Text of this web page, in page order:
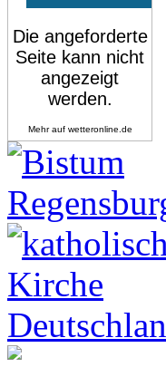
Mehr auf wetteronline.de